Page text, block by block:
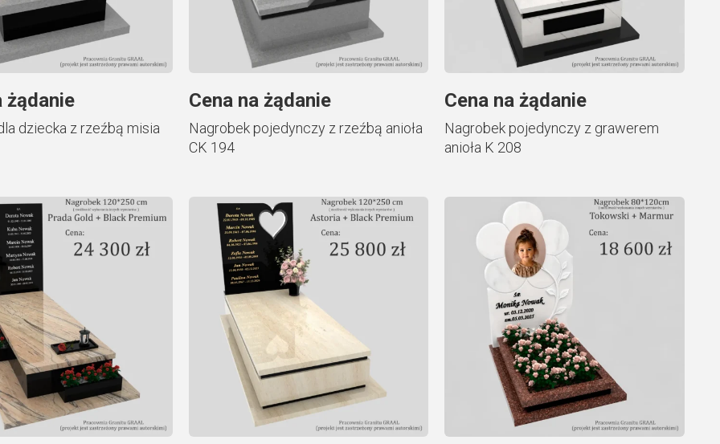
żądanie
dziecka z rzeźbą misia
Cena na żądanie
Nagrobek pojedynczy z rzeźbą anioła
CK 194
Cena na żądanie
Nagrobek pojedynczy z grawerem
anioła K 208